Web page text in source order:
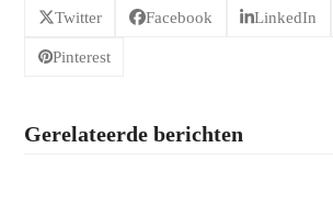
Twitter Facebook LinkedIn
Pinterest
Gerelateerde berichten